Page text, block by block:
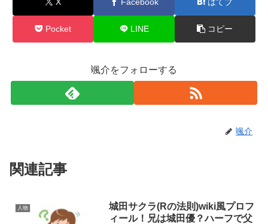
Pocket LINE コピー
颯介をフォローする
颯介
関連記事
人物
城田サクラ(Rの法則)wiki風プロフ
ィール！兄は城田優？ハーフで父